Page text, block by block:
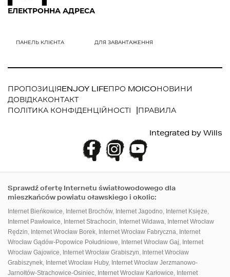
ЕЛЕКТРОННА АДРЕСА
ПРОПОЗИЦІЯENJOY LIFEПРО MOICOНОВИНИ
ДОВІДКАКОНТАКТ
ПОЛІТИКА КОНФІДЕНЦІЙНОСТІ
ПРАВИЛА
Integrated by Wills
Sprawdź ofertę Internetu światłowodowego dla
mieszkańców powiatu oławskiego i okolic:
Internet Bieńkowice, Internet Brochów, Internet Jagodno, Internet Księże,
Internet Pawłowice, Internet Strachocin, Internet Widawa, Internet Wrocław
Rędzin, Internet Wrocław Borek, Internet Wrocław Fabryczna, Internet
Wrocław Gądów-Popowice Południowe, Internet Wrocław Gaj, Internet
Wrocław Gajowice, Internet Wrocław Grabiszyn, Internet Wrocław
Grabiszynek, Internet Wrocław Huby, Internet Wrocław Jerzmanowo-
Jarnołtów-Strachowice-Osiniec, Internet Wrocław Karłowice, Internet